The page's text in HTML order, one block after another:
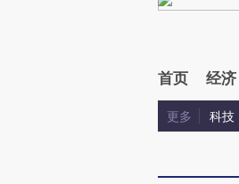
首页 经济
更多 科技